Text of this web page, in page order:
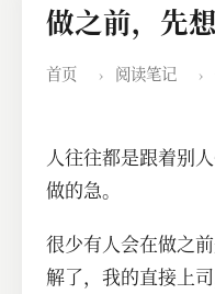
做之前，先
首页 › 阅读笔记 ›
人往往都是跟着别
做的急。
很少有人会在做之
解了，我的直接上